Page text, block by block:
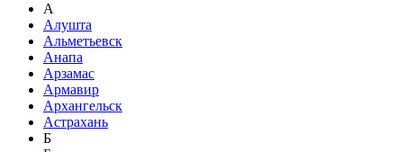
А
Алушта
Альметьевск
Анапа
Арзамас
Армавир
Архангельск
Астрахань
Б